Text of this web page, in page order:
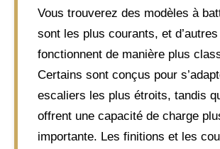
Vous trouverez des modèles à
sont les plus courants, et d’autres
fonctionnent de manière plus
Certains sont conçus pour
escaliers les plus étroits, tandis
offrent une capacité de charge
importante. Les finitions et les